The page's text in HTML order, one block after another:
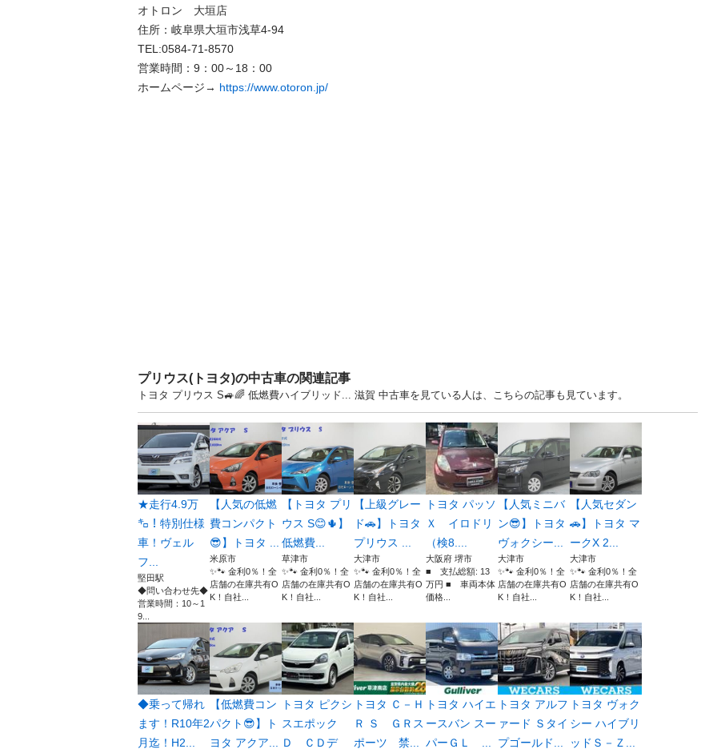
オトロン　大垣店
住所：岐阜県大垣市浅草4-94
TEL:0584-71-8570
営業時間：9：00～18：00
ホームページ→ https://www.otoron.jp/
プリウス(トヨタ)の中古車の関連記事
トヨタ プリウス S🚙🌈 低燃費ハイブリッド... 滋賀 中古車を見ている人は、こちらの記事も見ています。
★走行4.9万
㌔！特別仕様
車！ヴェル
フ...
堅田駅
◆問い合わせ先◆
営業時間：10～1
9...
【人気の低燃
費コンパクト
😎】トヨタ ...
米原市
✨🐾 金利0％！全
店舗の在庫共有O
K！自社...
【トヨタ プリ
ウス S😊🌵】
低燃費...
草津市
✨🐾 金利0％！全
店舗の在庫共有O
K！自社...
【上級グレー
ド🚗】トヨタ
プリウス ...
大津市
✨🐾 金利0％！全
店舗の在庫共有O
K！自社...
トヨタ パッソ
Ｘ イロドリ
（検8....
大阪府 堺市
■ 支払総額: 13
万円 ■ 車両本体
価格...
【人気ミニバ
ン😎】トヨタ
ヴォクシー...
大津市
✨🐾 金利0％！全
店舗の在庫共有O
K！自社...
【人気セダン
🚗】トヨタ マ
ークX 2...
大津市
✨🐾 金利0％！全
店舗の在庫共有O
K！自社...
◆乗って帰れ
ます！R10年2
月迄！H2...
【低燃費コン
パクト😎】ト
ヨタ アクア...
トヨタ ピクシ
スエポック
Ｄ ＣＤデ
トヨタ Ｃ－Ｈ
Ｒ Ｓ ＧＲス
ポーツ 禁...
トヨタ ハイエ
ースバン スー
パーＧＬ ...
トヨタ アルフ
ァード Ｓタイ
プゴールド...
トヨタ ヴォク
シー ハイブリ
ッドＳ－Ｚ...